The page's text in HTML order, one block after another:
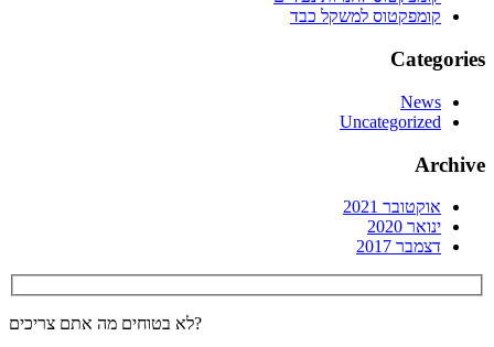
קומפקטוס למשקל כבד
Categories
News
Uncategorized
Archive
אוקטובר 2021
ינואר 2020
דצמבר 2017
לא בטוחים מה אתם צריכים?